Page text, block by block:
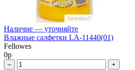
Наличие — уточняйте
Влажные салфетки LA-11440(01)
Fellowes
0р
– +